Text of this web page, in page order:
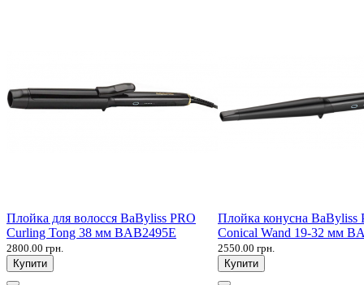
Плойка для волосся BaByliss PRO
Curling Tong 38 мм BAB2495E
2800.00 грн.
Купити
Плойка конусна BaByliss
Conical Wand 19-32 мм
2550.00 грн.
Купити